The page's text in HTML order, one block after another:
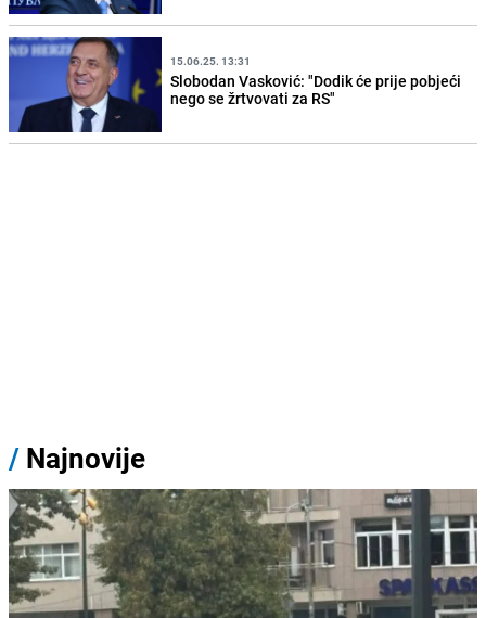
15.06.25. 13:31
Slobodan Vasković: "Dodik će prije pobjeći
nego se žrtvovati za RS"
/ Najnovije